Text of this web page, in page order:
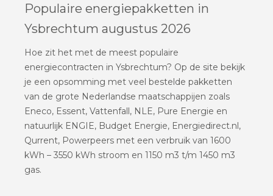
Populaire energiepakketten in
Ysbrechtum augustus 2026
Hoe zit het met de meest populaire
energiecontracten in Ysbrechtum? Op de site bekijk
je een opsomming met veel bestelde pakketten
van de grote Nederlandse maatschappijen zoals
Eneco, Essent, Vattenfall, NLE, Pure Energie en
natuurlijk ENGIE, Budget Energie, Energiedirect.nl,
Qurrent, Powerpeers met een verbruik van 1600
kWh – 3550 kWh stroom en 1150 m3 t/m 1450 m3
gas.